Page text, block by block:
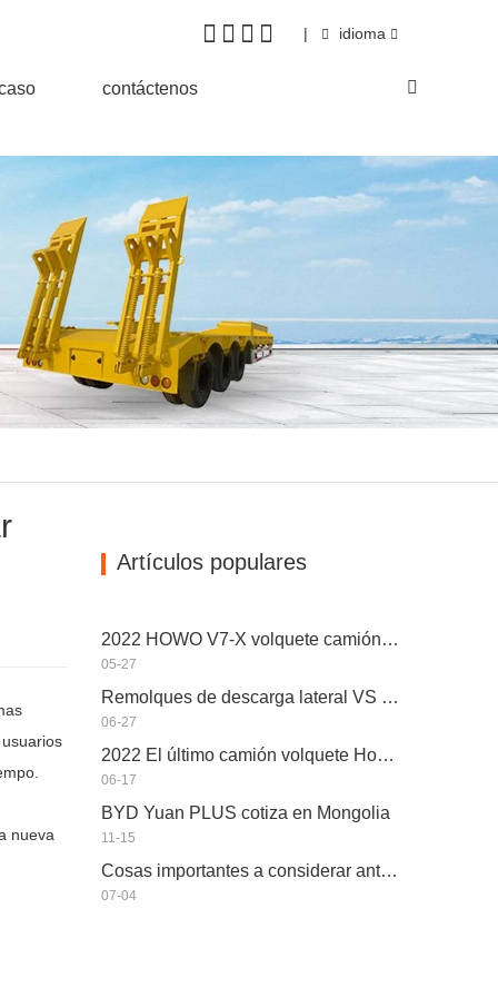
| idioma
contáctenos
nueva
Artículos populares
2022 HOWO V7-X volquete camión volquete rey regresa, rendimiento potente, equipado con motor Weichai
05-27
Remolques de descarga lateral VS Remolques de descarga lateral: ¿Cuál es mejor para su negocio?
06-27
2022 El último camión volquete Howo N7W que puede ganar dinero fácilmente
06-17
BYD Yuan PLUS cotiza en Mongolia
11-15
Cosas importantes a considerar antes de comprar un remolque volquete
07-04